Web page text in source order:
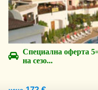
Специална оферта
на сезо...